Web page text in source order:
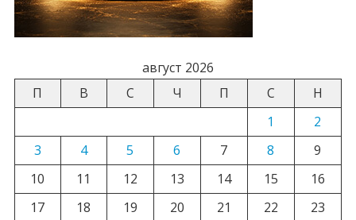
август 2026
П
В С Ч П С
Н
1
2
3
4 5 6 7 8
9
10
11 12 13 14 15
16
17
18 19 20 21 22
23